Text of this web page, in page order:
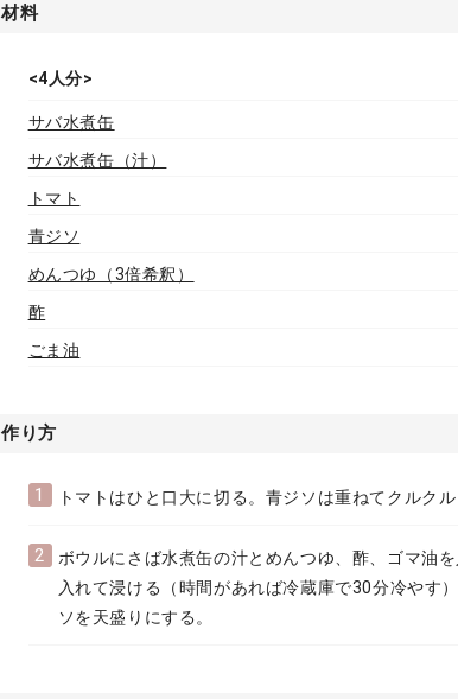
材料
<4人分>
サバ水煮缶
サバ水煮缶（汁）
トマト
青ジソ
めんつゆ（3倍希釈）
酢
ごま油
作り方
1 トマトはひと口大に切る。青ジソは重ねてクルク
2
ボウルにさば水煮缶の汁とめんつゆ、酢、ゴマ油
入れて浸ける（時間があれば冷蔵庫で30分冷やす
ソを天盛りにする。